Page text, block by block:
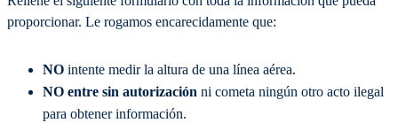
proporcionar. Le rogamos encarecidamente que:
NO intente medir la altura de una línea aérea.
NO entre sin autorización ni cometa ningún otro acto ilegal
para obtener información.